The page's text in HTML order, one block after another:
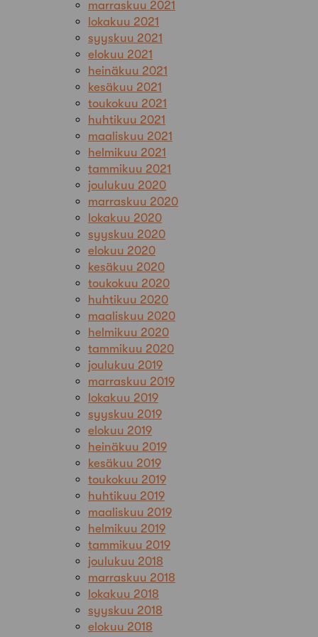
marraskuu 2021
lokakuu 2021
syyskuu 2021
elokuu 2021
heinäkuu 2021
kesäkuu 2021
toukokuu 2021
huhtikuu 2021
maaliskuu 2021
helmikuu 2021
tammikuu 2021
joulukuu 2020
marraskuu 2020
lokakuu 2020
syyskuu 2020
elokuu 2020
kesäkuu 2020
toukokuu 2020
huhtikuu 2020
maaliskuu 2020
helmikuu 2020
tammikuu 2020
joulukuu 2019
marraskuu 2019
lokakuu 2019
syyskuu 2019
elokuu 2019
heinäkuu 2019
kesäkuu 2019
toukokuu 2019
huhtikuu 2019
maaliskuu 2019
helmikuu 2019
tammikuu 2019
joulukuu 2018
marraskuu 2018
lokakuu 2018
syyskuu 2018
elokuu 2018